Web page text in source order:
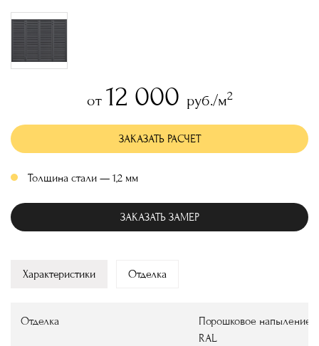
от 12 000 руб./м2
ЗАКАЗАТЬ РАСЧЕТ
Толщина стали — 1,2 мм
ЗАКАЗАТЬ ЗАМЕР
Характеристики Отделка
Отделка
Порошковое напыление,
RAL